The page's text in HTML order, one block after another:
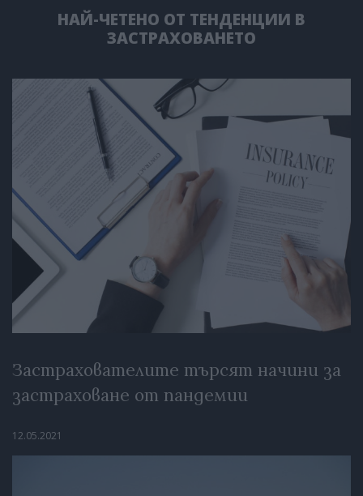
НАЙ-ЧЕТЕНО ОТ ТЕНДЕНЦИИ В
ЗАСТРАХОВАНЕТО
Застрахователите търсят начини за
застраховане от пандемии
12.05.2021